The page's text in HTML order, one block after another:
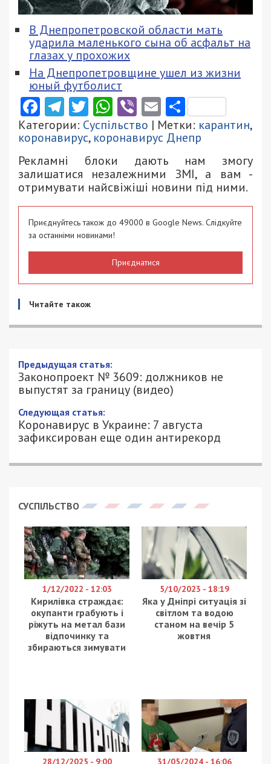
В Днепропетровской области мать
ударила маленького сына об асфальт на
глазах у прохожих
На Днепропетровщине ушел из жизни
юный футболист
Facebook
Telegram
Twitter
WhatsApp
ViberEmail
Категории: Суспільство | Метки: карантин,
коронавирус, коронавирус Днепр
Рекламні блоки дають нам змогу
залишатися незалежними ЗМІ, а вам -
отримувати найсвіжіші новини під ними.
Приєднуйтесь також до 49000 в Google News. Слідкуйте
за останніми новинами!
Приєднатися
Читайте також
Предыдущая статья:
Законопроект № 3609: должников не
выпустят за границу (видео)
Следующая статья:
Коронавирус в Украине: 7 августа
зафиксирован еще один антирекорд
СУСПІЛЬСТВО
1/12/2022 - 12:03
Кирилівка страждає:
окупанти грабують і
ріжуть на метал бази
відпочинку та
збираються зимувати
5/10/2023 - 18:19
Яка у Дніпрі ситуація зі
світлом та водою
станом на вечір 5
жовтня
28/12/2025 - 9:00 31/05/2024 - 16:06